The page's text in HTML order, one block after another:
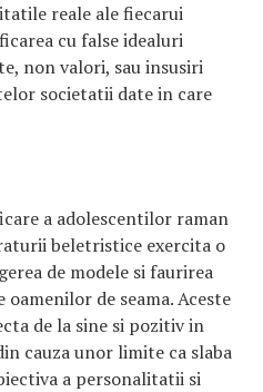
reale ale fiecarui
cu false idealuri
non valori, sau insusiri
societatii date in care
a adolescentilor raman
beletristice exercita o
de modele si faurirea
de seama. Aceste
de la sine si pozitiv in
cauza unor limite ca slaba
a personalitatii si